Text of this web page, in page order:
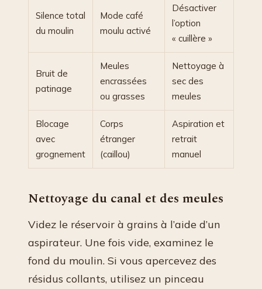
Silence total
du moulin
Mode café
moulu activé
Désactiver
l’option
« cuillère »
Bruit de
patinage
Meules
encrassées
ou grasses
Nettoyage à
sec des
meules
Blocage
avec
grognement
Corps
étranger
(caillou)
Aspiration et
retrait
manuel
Nettoyage du canal et des meules
Videz le réservoir à grains à l’aide d’un
aspirateur. Une fois vide, examinez le
fond du moulin. Si vous apercevez des
résidus collants, utilisez un pinceau